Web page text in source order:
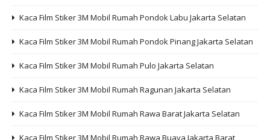
Kaca Film Stiker 3M Mobil Rumah Pondok Labu Jakarta Selatan
Kaca Film Stiker 3M Mobil Rumah Pondok Pinang Jakarta Selatan
Kaca Film Stiker 3M Mobil Rumah Pulo Jakarta Selatan
Kaca Film Stiker 3M Mobil Rumah Ragunan Jakarta Selatan
Kaca Film Stiker 3M Mobil Rumah Rawa Barat Jakarta Selatan
Kaca Film Stiker 3M Mobil Rumah Rawa Buaya Jakarta Barat